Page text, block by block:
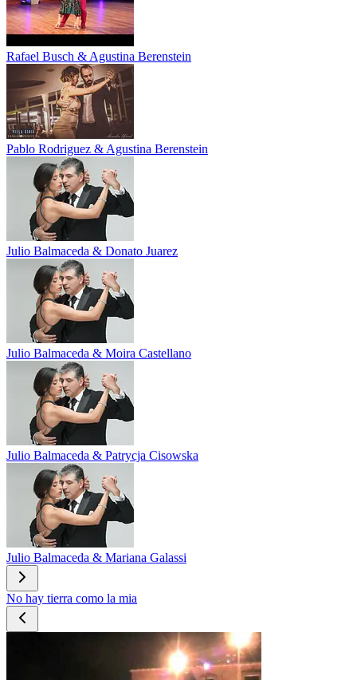
Rafael Busch & Agustina Berenstein
Pablo Rodriguez & Agustina Berenstein
Julio Balmaceda & Donato Juarez
Julio Balmaceda & Moira Castellano
Julio Balmaceda & Patrycja Cisowska
Julio Balmaceda & Mariana Galassi
No hay tierra como la mia